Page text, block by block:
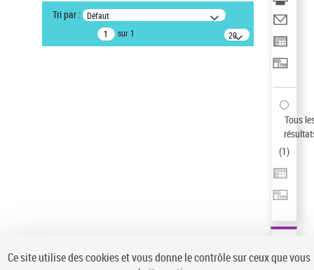
Type de notice d'autorité
Titre uniforme musical
Tri par : Défaut
sur 1
20
résultats/page
Tous
(1)
Ce site utilise des cookies et vous donne le contrôle sur ceux que vous